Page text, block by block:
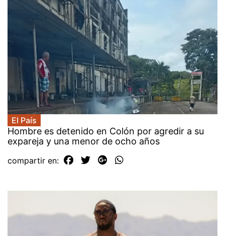
El País
Hombre es detenido en Colón por agredir a su
expareja y una menor de ocho años
compartir en: